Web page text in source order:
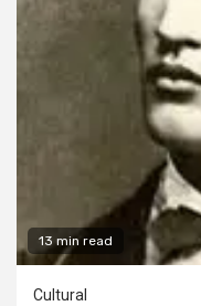
13 min read
Cultural